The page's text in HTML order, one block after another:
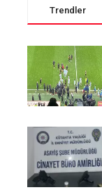
Trendler